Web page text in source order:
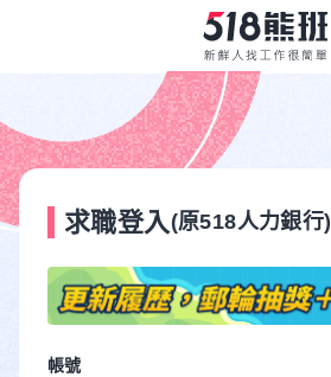
求職登入 (原518人力銀行)
帳號